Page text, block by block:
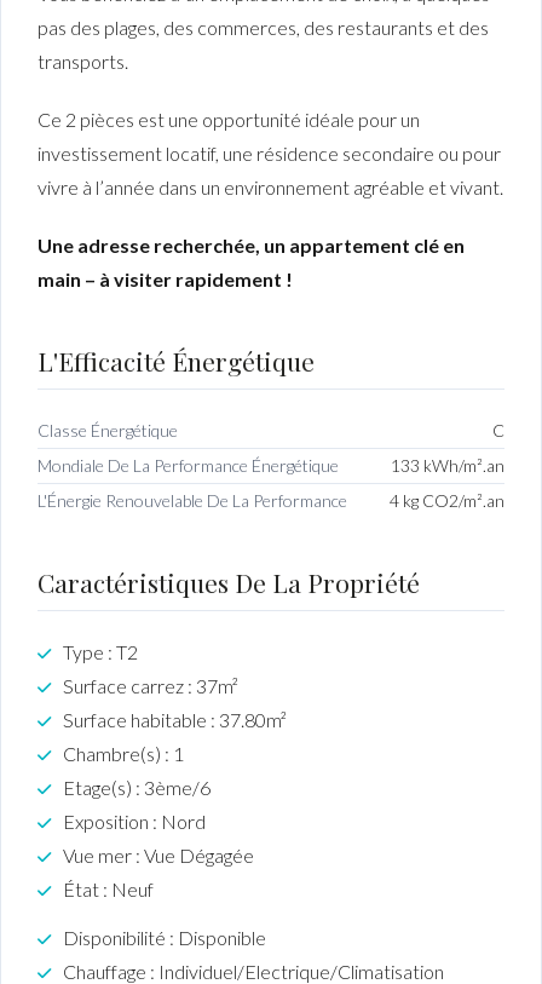
pas des plages, des commerces, des restaurants et des
transports.
Ce 2 pièces est une opportunité idéale pour un
investissement locatif, une résidence secondaire ou pour
vivre à l’année dans un environnement agréable et vivant.
Une adresse recherchée, un appartement clé en
main – à visiter rapidement !
L'Efficacité Énergétique
Classe Énergétique
C
Mondiale De La Performance Énergétique
133 kWh/m².an
L'Énergie Renouvelable De La Performance
4 kg CO2/m².an
Caractéristiques De La Propriété
Type : T2
Surface carrez : 37m²
Surface habitable : 37.80m²
Chambre(s) : 1
Etage(s) : 3ème/6
Exposition : Nord
Vue mer : Vue Dégagée
État : Neuf
Disponibilité : Disponible
Chauffage : Individuel/Electrique/Climatisation